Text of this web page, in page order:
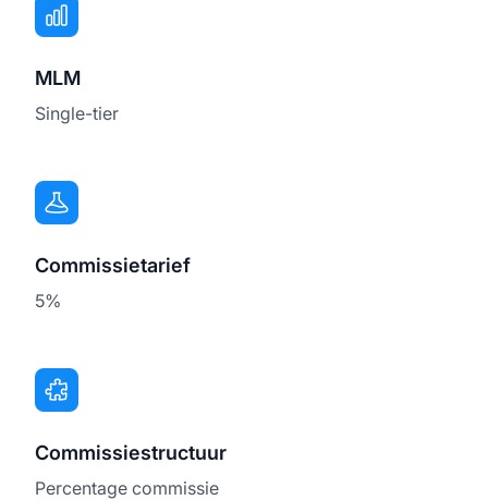
MLM
Single-tier
Commissietarief
5%
Commissiestructuur
Percentage commissie